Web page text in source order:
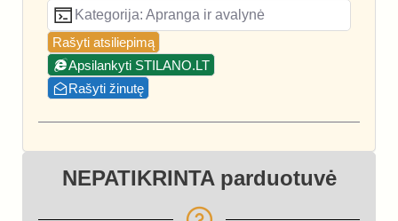
Kategorija: Apranga ir avalynė
Rašyti atsiliepimą
Apsilankyti STILANO.LT
Rašyti žinutę
NEPATIKRINTA parduotuvė